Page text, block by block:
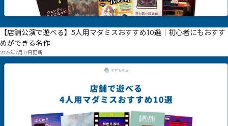
【店舗公演で遊べる】5人用マダミスおすすめ10選｜初心者にもおすす
めができる名作
2026年7月17日更新